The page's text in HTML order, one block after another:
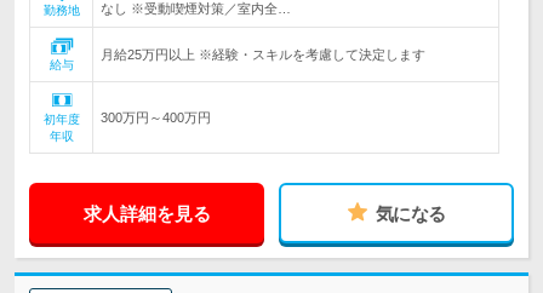
勤務地
なし ※受動喫煙対策／室内全…
給与
月給25万円以上 ※経験・スキルを考慮して決定します
初年度
年収
300万円～400万円
求人詳細を見る 気になる